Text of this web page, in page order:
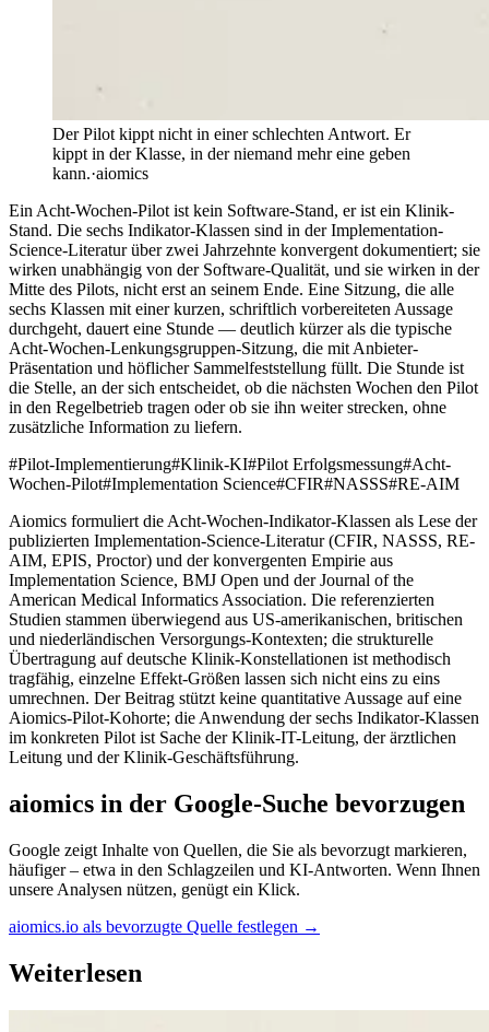
Der Pilot kippt nicht in einer schlechten Antwort. Er
kippt in der Klasse, in der niemand mehr eine geben
kann.·aiomics
Ein Acht-Wochen-Pilot ist kein Software-Stand, er ist ein Klinik-
Stand. Die sechs Indikator-Klassen sind in der Implementation-
Science-Literatur über zwei Jahrzehnte konvergent dokumentiert; sie
wirken unabhängig von der Software-Qualität, und sie wirken in der
Mitte des Pilots, nicht erst an seinem Ende. Eine Sitzung, die alle
sechs Klassen mit einer kurzen, schriftlich vorbereiteten Aussage
durchgeht, dauert eine Stunde — deutlich kürzer als die typische
Acht-Wochen-Lenkungsgruppen-Sitzung, die mit Anbieter-
Präsentation und höflicher Sammelfeststellung füllt. Die Stunde ist
die Stelle, an der sich entscheidet, ob die nächsten Wochen den Pilot
in den Regelbetrieb tragen oder ob sie ihn weiter strecken, ohne
zusätzliche Information zu liefern.
#Pilot-Implementierung#Klinik-KI#Pilot Erfolgsmessung#Acht-
Wochen-Pilot#Implementation Science#CFIR#NASSS#RE-AIM
Aiomics formuliert die Acht-Wochen-Indikator-Klassen als Lese der
publizierten Implementation-Science-Literatur (CFIR, NASSS, RE-
AIM, EPIS, Proctor) und der konvergenten Empirie aus
Implementation Science, BMJ Open und der Journal of the
American Medical Informatics Association. Die referenzierten
Studien stammen überwiegend aus US-amerikanischen, britischen
und niederländischen Versorgungs-Kontexten; die strukturelle
Übertragung auf deutsche Klinik-Konstellationen ist methodisch
tragfähig, einzelne Effekt-Größen lassen sich nicht eins zu eins
umrechnen. Der Beitrag stützt keine quantitative Aussage auf eine
Aiomics-Pilot-Kohorte; die Anwendung der sechs Indikator-Klassen
im konkreten Pilot ist Sache der Klinik-IT-Leitung, der ärztlichen
Leitung und der Klinik-Geschäftsführung.
aiomics in der Google-Suche bevorzugen
Google zeigt Inhalte von Quellen, die Sie als bevorzugt markieren,
häufiger – etwa in den Schlagzeilen und KI-Antworten. Wenn Ihnen
unsere Analysen nützen, genügt ein Klick.
aiomics.io als bevorzugte Quelle festlegen →
Weiterlesen